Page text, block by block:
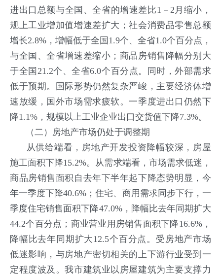
进出口总额与全国、全省的增速差比1－2月缩小，
规上工业增加值增速差扩大；社会消费品零售总额
增长2.8%，增幅低于全国1.9个、全省1.0个百分点，
与全国、全省增速差缩小；商品房销售降幅分别大
于全国21.2个、全省6.0个百分点。同时，外部需求
低于预期。国际形势仍然复杂严峻，主要经济体增
速放缓，国外市场需求疲软。一季度进出口仍然下
降1.1%，规模以上工业企业出口交货值下降7.3%。
（二）房地产市场仍处于调整期
从供给端看，房地产开发投资降幅较深，房屋
施工面积下降15.2%。从需求端看，市场需求低迷，
商品房销售面积自去年下半年起下降态势明显，今
年一季度下降40.6%；住宅、商用需求同步下行，一
季度住宅销售面积下降47.0%，降幅比去年同期扩大
44.2个百分点；商业营业用房销售面积下降16.6%，
降幅比去年同期扩大12.5个百分点。受房地产市场
低迷影响，与房地产密切相关的上下游行业受到一
定程度波及。我市建筑业以房屋建筑为主要支撑力